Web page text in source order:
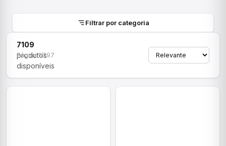
Filtrar por categoria
7109
produtos
disponíveis
Página 1/297